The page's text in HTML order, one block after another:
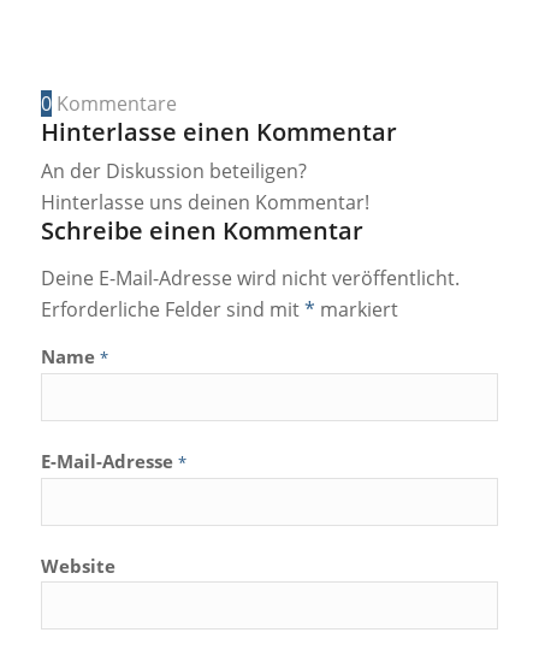
0 Kommentare
Hinterlasse einen Kommentar
An der Diskussion beteiligen?
Hinterlasse uns deinen Kommentar!
Schreibe einen Kommentar
Deine E-Mail-Adresse wird nicht veröffentlicht.
Erforderliche Felder sind mit* markiert
Name *
E-Mail-Adresse *
Website